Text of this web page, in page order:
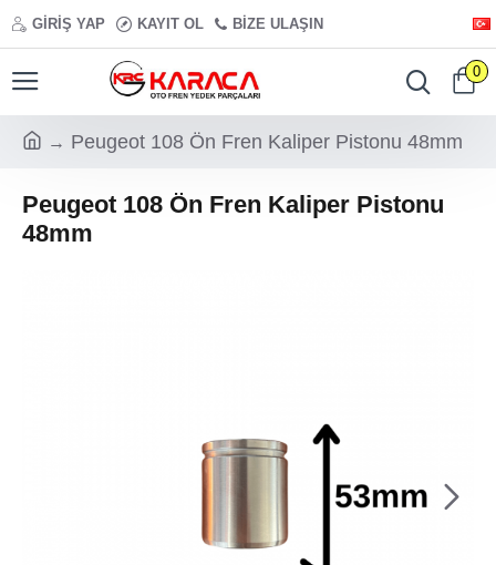
GIRIŞ YAP KAYIT OL BIZE ULAŞIN
0
Peugeot 108 Ön Fren Kaliper Pistonu 48mm
Peugeot 108 Ön Fren Kaliper Pistonu
48mm